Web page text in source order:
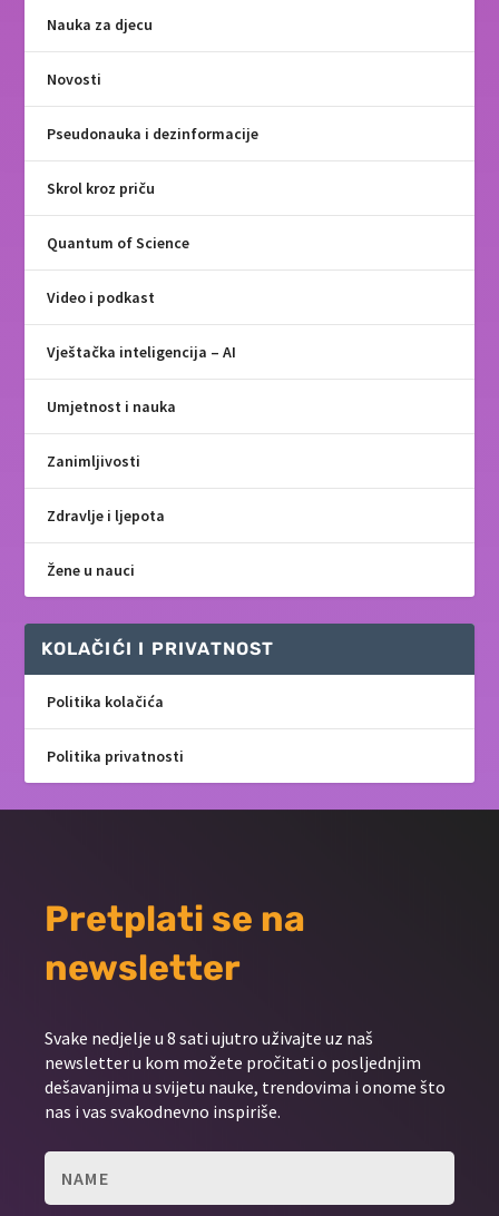
Nauka za djecu
Novosti
Pseudonauka i dezinformacije
Skrol kroz priču
Quantum of Science
Video i podkast
Vještačka inteligencija – AI
Umjetnost i nauka
Zanimljivosti
Zdravlje i ljepota
Žene u nauci
KOLAČIĆI I PRIVATNOST
Politika kolačića
Politika privatnosti
Pretplati se na
newsletter
Svake nedjelje u 8 sati ujutro uživajte uz naš
newsletter u kom možete pročitati o posljednjim
dešavanjima u svijetu nauke, trendovima i onome što
nas i vas svakodnevno inspiriše.